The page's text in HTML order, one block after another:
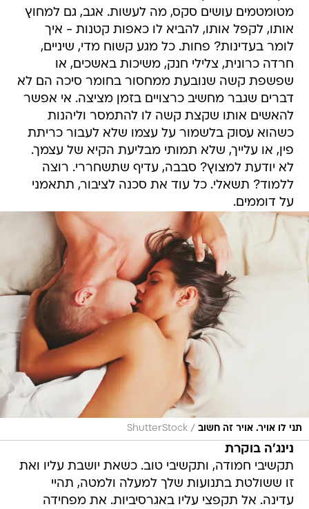
מטומטמים עושים סקס, מה לעשות. אגב, גם למחוץ
אותו, לקפל אותו, להביא לו כאפות קטנות - איך
לומר בעדינות? פחות. כל מגע קשוח מדי, שיניים,
חרדה כרונית, צלילי חנק, משיכות באשכים, או
שפשפת קשה שנובעת ממחסור בחומר סיכה הם לא
דברים שגבר מחשיב כרצויים בזמן מציצה. אי אפשר
להאשים אותו שקצת קשה לו להתמסר וליהנות
כשהוא עסוק בלשמור על עצמו שלא לעבור כריתת
פין, או עלייך, שלא תמותי מבליעת הקיא של עצמך.
לא יודעת למצוץ? סבבה, עדיף שתשחררי. רוצה
ללמוד? תשאלי. כל עוד את סכנה לציבור, תתאמני
על דוממים.
תני לו אויר. אויר זה חשוב /
ShutterStock
נינג'ה בוקרת
תקשיבי חמודה, ותקשיבי טוב. כשאת יושבת עליו ואת
זו ששולטת בתנועות שלך למעלה ולמטה, תהיי
עדינה. אל תקפצי עליו באגרסיביות. את מפחידה